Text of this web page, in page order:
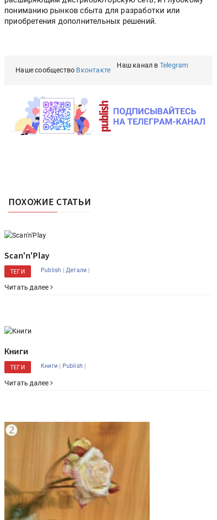
пониманию рынков сбыта для разработки или
приобретения дополнительных решений.
Наше сообщество Вконтакте
Наш канал в Telegram
ПОХОЖИЕ СТАТЬИ
Scan'n'Play
ТЕГИ Publish | Детали |
Читать далее
Книги
ТЕГИ Книги | Publish |
Читать далее